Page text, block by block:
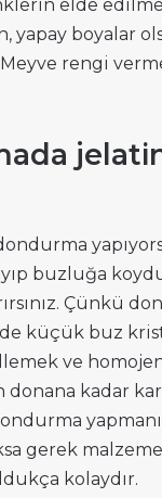
elde
yapay boyalar
rengi
buzluğa
Çünkü
küçük buz
ve
kadar
gerek
kolaydır.